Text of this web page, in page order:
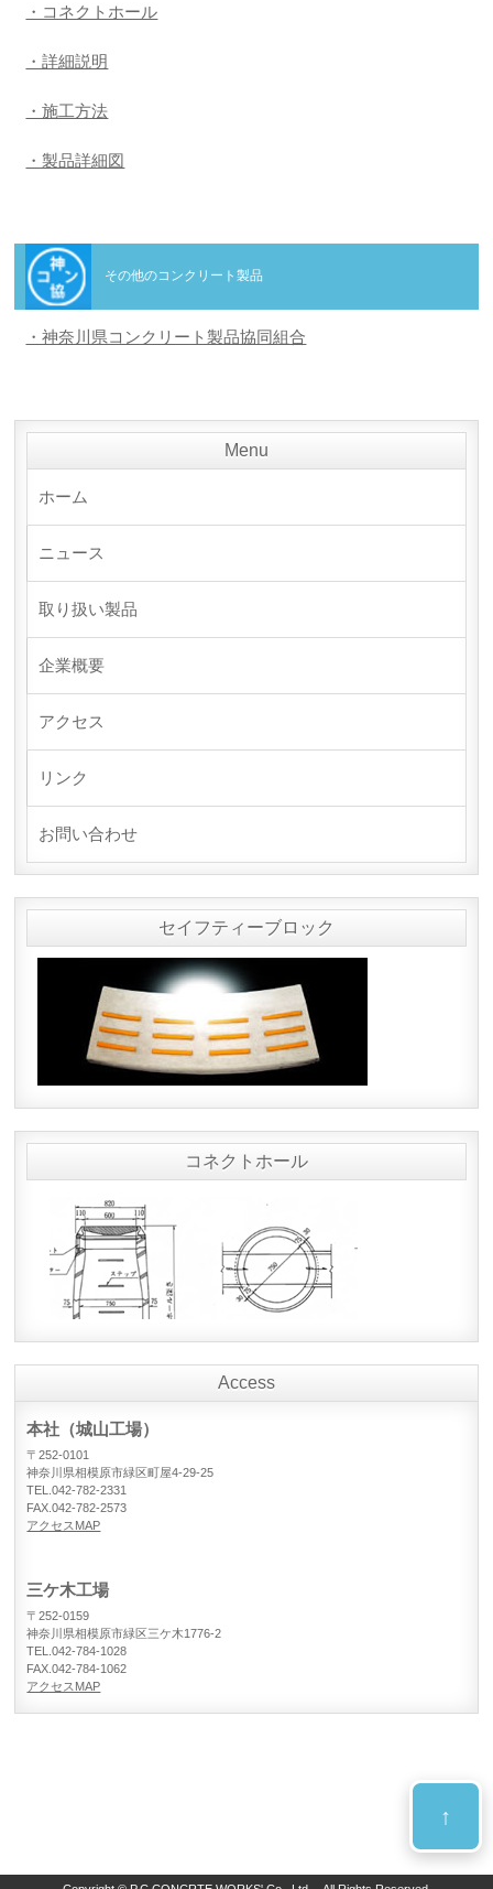
・コネクトホール
・詳細説明
・施工方法
・製品詳細図
その他のコンクリート製品
・神奈川県コンクリート製品協同組合
Menu
ホーム
ニュース
取り扱い製品
企業概要
アクセス
リンク
お問い合わせ
セイフティーブロック
コネクトホール
Access
本社（城山工場）
〒252-0101
神奈川県相模原市緑区町屋4-29-25
TEL.042-782-2331
FAX.042-782-2573
アクセスMAP
三ケ木工場
〒252-0159
神奈川県相模原市緑区三ケ木1776-2
TEL.042-784-1028
FAX.042-784-1062
アクセスMAP
↑